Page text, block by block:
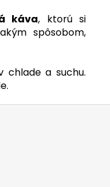
káva, ktorú si
spôsobom,
chlade a suchu.